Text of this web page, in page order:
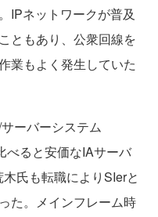
IPネットワークが普及
ともあり、公衆回線を
業もよく発生していた
ーバーシステム
べると安価なIAサーバ
氏も転職によりSIerと
た。メインフレーム時